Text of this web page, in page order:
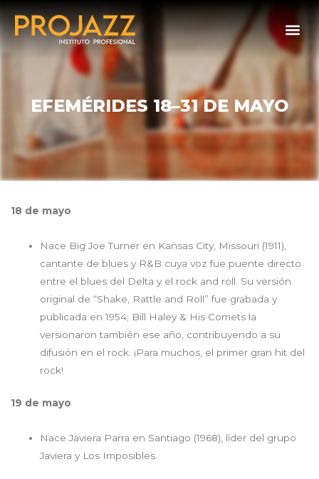
EFEMÉRIDES 18–31 DE MAYO
18 de mayo
Nace Big Joe Turner en Kansas City, Missouri (1911),
cantante de blues y R&B cuya voz fue puente directo
entre el blues del Delta y el rock and roll. Su versión
original de “Shake, Rattle and Roll” fue grabada y
publicada en 1954; Bill Haley & His Comets la
versionaron también ese año, contribuyendo a su
difusión en el rock. ¡Para muchos, el primer gran hit del
rock!
19 de mayo
Nace Javiera Parra en Santiago (1968), líder del grupo
Javiera y Los Imposibles.